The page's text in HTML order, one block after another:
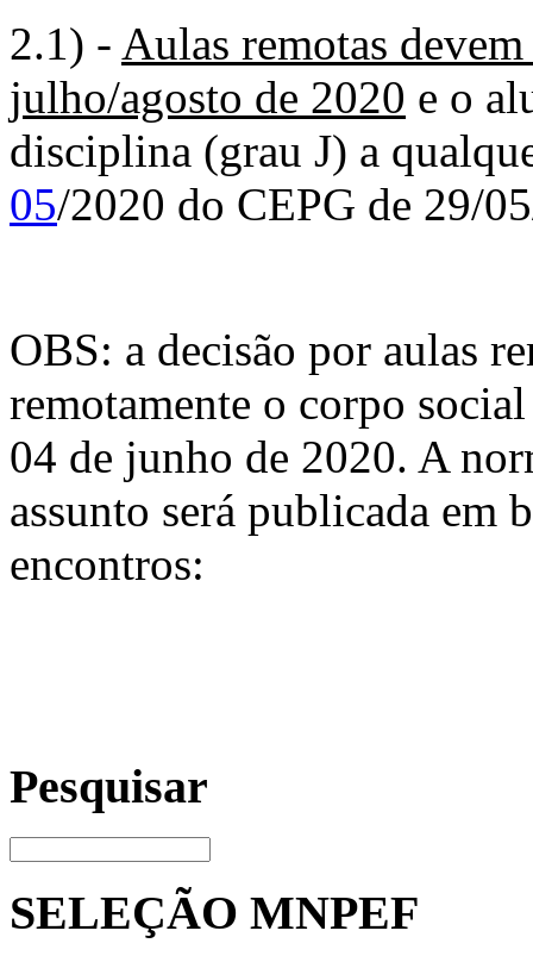
2.1) - Aulas remotas
julho/agosto de 2020 e o
disciplina (grau J) a
05/2020 do CEPG de 29/
OBS: a decisão por aulas
remotamente o corpo
04 de junho de 2020. A
assunto será publicada em
encontros:
Pesquisar
SELEÇÃO MNPEF